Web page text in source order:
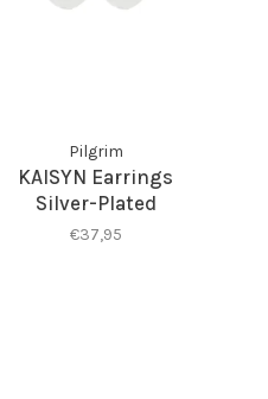
Pilgrim
KAISYN Earrings
Silver-Plated
€37,95